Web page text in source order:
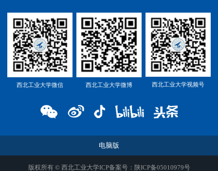
西北工业大学微信 西北工业大学微博 西北工业大学视频号
电脑版
版权所有 © 西北工业大学ICP备案号：陕ICP备05010979号